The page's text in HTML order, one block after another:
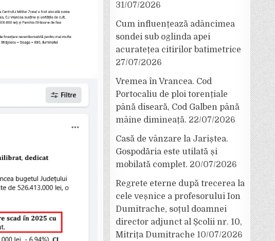
31/07/2026
Cum influențează adâncimea
sondei sub oglinda apei
acuratețea citirilor batimetrice
27/07/2026
Vremea în Vrancea. Cod
Portocaliu de ploi torențiale
până diseară, Cod Galben până
mâine dimineață. 22/07/2026
Casă de vânzare la Jariștea.
Gospodăria este utilată și
mobilată complet. 20/07/2026
Regrete eterne după trecerea la
cele veșnice a profesorului Ion
Dumitrache, soțul doamnei
director adjunct al Școlii nr. 10,
Mitrița Dumitrache 10/07/2026